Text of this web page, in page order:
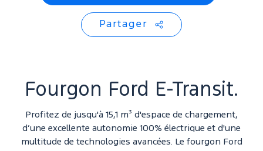
Partager
Fourgon Ford E-Transit.
Profitez de jusqu'à 15,1 m³ d'espace de chargement,
d’une excellente autonomie 100% électrique et d'une
multitude de technologies avancées. Le fourgon Ford